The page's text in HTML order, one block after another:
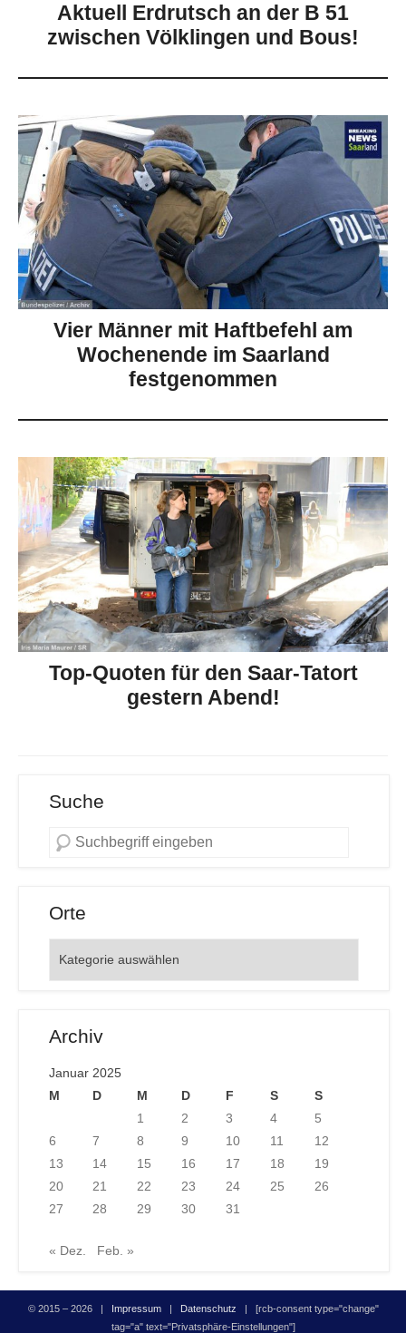
Aktuell Erdrutsch an der B 51
zwischen Völklingen und Bous!
Vier Männer mit Haftbefehl am
Wochenende im Saarland
festgenommen
Top-Quoten für den Saar-Tatort
gestern Abend!
Suche
Orte
Archiv
Januar 2025
M
D M D F S
S
1
2 3 4
5
6
7 8 9 10 11
12
13
14 15 16 17 18
19
20
21 22 23 24 25
26
27
28 29 30 31
« Dez. Feb. »
© 2015 – 2026 | Impressum| Datenschutz | [rcb-consent type="change"
tag="a" text="Privatsphäre-Einstellungen"]